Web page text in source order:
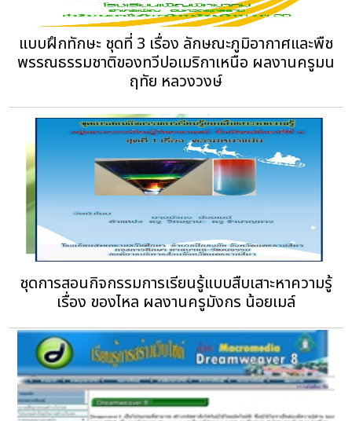
แบบฝึกทักษะ ชุดที่ 3 เรื่อง ลักษณะภูมิอากาศและพืช
พรรณธรรมชาติของทวีปอเมริกาเหนือ ผลงานครูมน
ฤทัย หลวงวงษ์
ชุดการสอนกิจกรรมการเรียนรู้แบบสืบเสาะหาความรู้
เรื่อง ของไหล ผลงานครูมังกร น้อยเมล์